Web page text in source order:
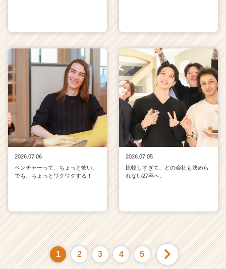
2026.07.06
ベンチャーって、ちょっと怖い。
でも、ちょっとワクワクする！
2026.07.05
比較しすぎて、どの会社も決めら
れない27卒へ。
1 2 3 4 5